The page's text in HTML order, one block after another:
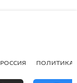
РОССИЯ ПОЛИТИКА